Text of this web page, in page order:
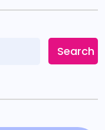
Search